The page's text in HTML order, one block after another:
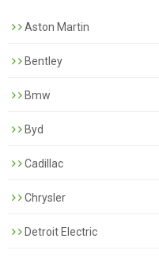
Aston Martin
Bentley
Bmw
Byd
Cadillac
Chrysler
Detroit Electric